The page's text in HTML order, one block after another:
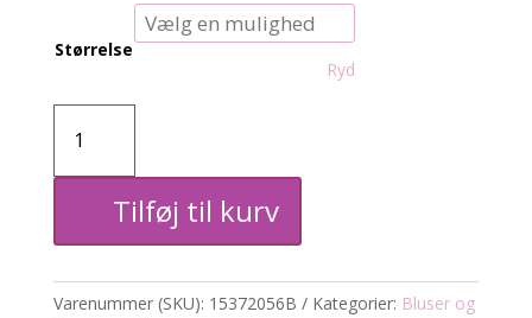
Størrelse
Ryd
Carmetta
kortærmet
antal
Tilføj til kurv
Varenummer (SKU): 15372056B Kategorier: Bluser og